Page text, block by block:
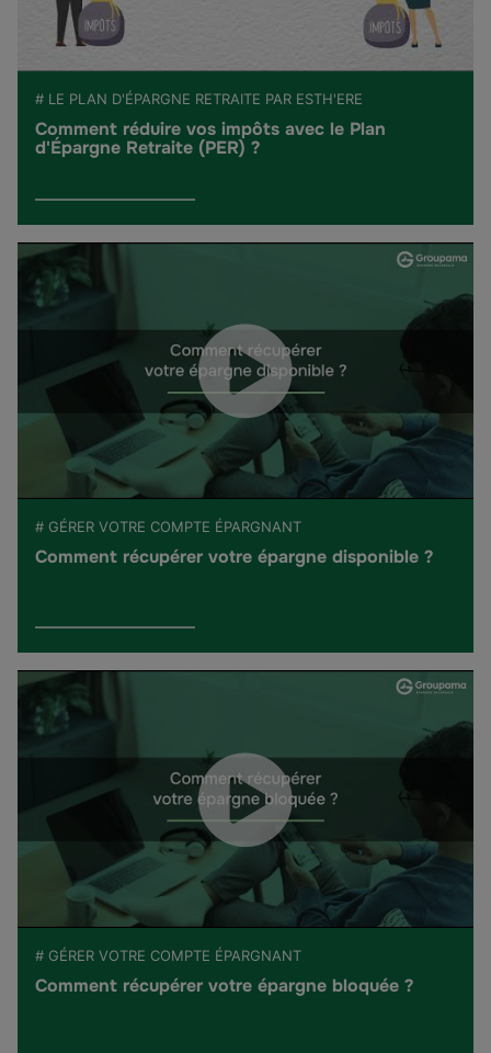
# LE PLAN D'ÉPARGNE RETRAITE PAR ESTH'ERE
Comment réduire vos impôts avec le Plan
d'Épargne Retraite (PER) ?
# GÉRER VOTRE COMPTE ÉPARGNANT
Comment récupérer votre épargne disponible ?
# GÉRER VOTRE COMPTE ÉPARGNANT
Comment récupérer votre épargne bloquée ?